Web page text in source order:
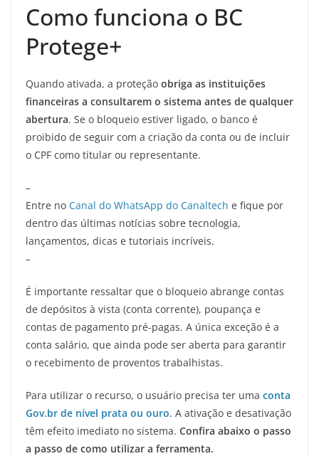
Como funciona o BC
Protege+
Quando ativada, a proteção obriga as instituições
financeiras a consultarem o sistema antes de qualquer
abertura. Se o bloqueio estiver ligado, o banco é
proibido de seguir com a criação da conta ou de incluir
o CPF como titular ou representante.
–
Entre no Canal do WhatsApp do Canaltech e fique por
dentro das últimas notícias sobre tecnologia,
lançamentos, dicas e tutoriais incríveis.
–
É importante ressaltar que o bloqueio abrange contas
de depósitos à vista (conta corrente), poupança e
contas de pagamento pré-pagas. A única exceção é a
conta salário, que ainda pode ser aberta para garantir
o recebimento de proventos trabalhistas.
Para utilizar o recurso, o usuário precisa ter uma conta
Gov.br de nível prata ou ouro. A ativação e desativação
têm efeito imediato no sistema. Confira abaixo o passo
a passo de como utilizar a ferramenta.